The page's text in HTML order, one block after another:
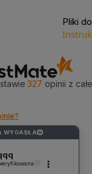
Pliki
327 opinii z
WYGASŁA ?